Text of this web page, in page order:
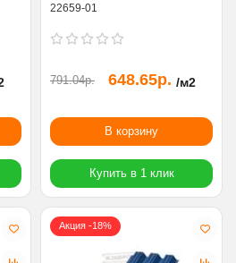
22659-01
791.04р. 648.65р. /м2
В корзину
Купить в 1 клик
Акция -18%